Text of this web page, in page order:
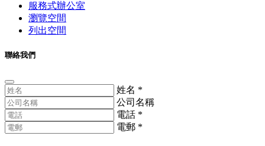
服務式辦公室
瀏覽空間
列出空間
聯絡我們
姓名 *
公司名稱
電話 *
電郵 *